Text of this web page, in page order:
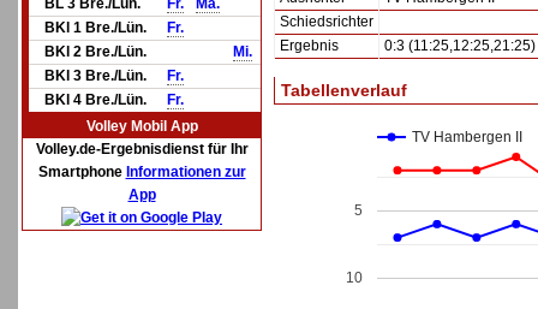
BL 3 Bre./Lün.
Fr.
Mä.
BKl 1 Bre./Lün.
Fr.
BKl 2 Bre./Lün.
Mi.
BKl 3 Bre./Lün.
Fr.
BKl 4 Bre./Lün.
Fr.
Volley Mobil App
Volley.de-Ergebnisdienst für Ihr
Smartphone Informationen zur
App
Schiedsrichter
Ergebnis
0:3 (11:25,12:25,21:25)
Tabellenverlauf
TV Hambergen II
5
10